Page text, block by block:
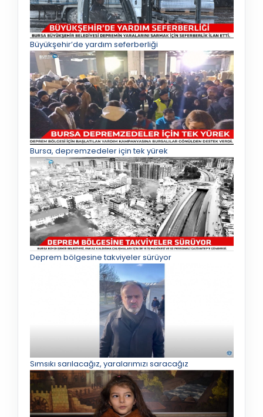
Büyükşehir’de yardım seferberliği
Bursa, depremzedeler için tek yürek
Deprem bölgesine takviyeler sürüyor
Sımsıkı sarılacağız, yaralarımızı saracağız